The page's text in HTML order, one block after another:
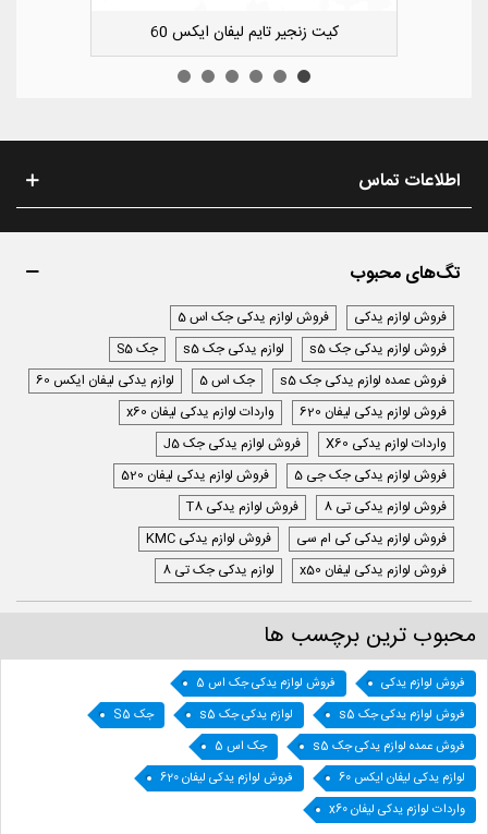
کشویی کوچک سپر عقب راست لیفان ایکس 50
اطلاعات تماس
تگ‌های محبوب
فروش لوازم یدکی
فروش لوازم یدکی جک اس 5
فروش لوازم یدکی جک s5
لوازم یدکی جک s5
جک S5
فروش عمده لوازم یدکی جک s5
جک اس 5
لوازم یدکی لیفان ایکس 60
فروش لوازم یدکی لیفان 620
واردات لوازم یدکی لیفان x60
واردات لوازم یدکی X60
فروش لوازم یدکی جک J5
فروش لوازم یدکی جک جی 5
فروش لوازم یدکی لیفان 520
فروش لوازم یدکی تی 8
فروش لوازم یدکی T8
فروش لوازم یدکی کی ام سی
فروش لوازم یدکی KMC
فروش لوازم یدکی لیفان x50
لوازم یدکی جک تی 8
محبوب ترین برچسب ها
فروش لوازم یدکی
فروش لوازم یدکی جک اس 5
فروش لوازم یدکی جک s5
لوازم یدکی جک s5
جک S5
فروش عمده لوازم یدکی جک s5
جک اس 5
لوازم یدکی لیفان ایکس 60
فروش لوازم یدکی لیفان 620
واردات لوازم یدکی لیفان x60